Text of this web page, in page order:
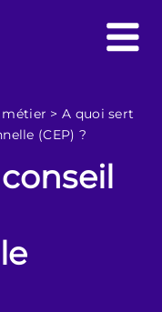
métier >A quoi sert
(CEP) ?